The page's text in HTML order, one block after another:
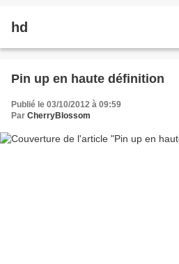
hd
Pin up en haute définition
Publié le 03/10/2012 à 09:59
Par CherryBlossom